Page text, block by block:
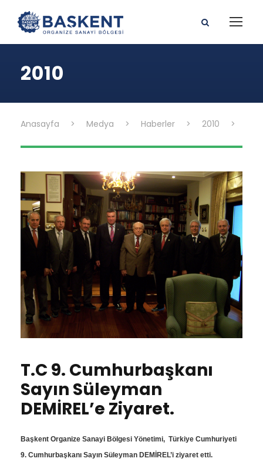
2010
Anasayfa > Medya > Haberler > 2010 >
T.C 9. Cumhurbaşkanı
Sayın Süleyman
DEMİREL’e Ziyaret.
Başkent Organize Sanayi Bölgesi Yönetimi, Türkiye Cumhuriyeti
9. Cumhurbaşkanı Sayın Süleyman DEMİREL’i ziyaret etti.